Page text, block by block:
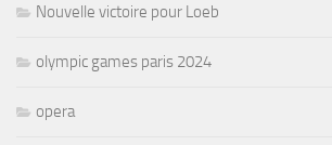
Nouvelle victoire pour Loeb
olympic games paris 2024
opera